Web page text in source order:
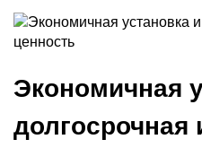
Экономичная
долгосрочная